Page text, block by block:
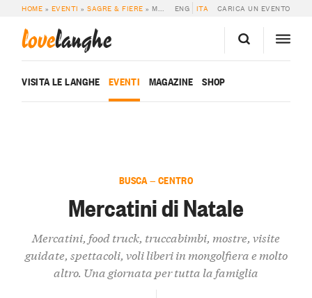
HOME » EVENTI »SAGRE & FIERE » MERCATINI DI NATALE ENG ITA CARICA UN EVENTO
lovelanghe
VISITA LE LANGHE EVENTI MAGAZINE SHOP
BUSCA — CENTRO
Mercatini di Natale
Mercatini, food truck, truccabimbi, mostre, visite
guidate, spettacoli, voli liberi in mongolfiera e molto
altro. Una giornata per tutta la famiglia